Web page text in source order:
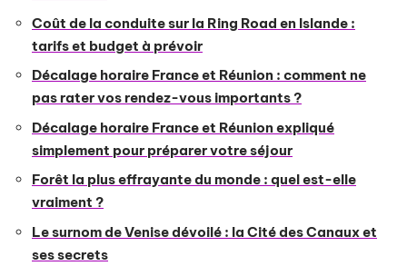
Coût de la conduite sur la Ring Road en Islande :
tarifs et budget à prévoir
Décalage horaire France et Réunion : comment ne
pas rater vos rendez-vous importants ?
Décalage horaire France et Réunion expliqué
simplement pour préparer votre séjour
Forêt la plus effrayante du monde : quel est-elle
vraiment ?
Le surnom de Venise dévoilé : la Cité des Canaux et
ses secrets